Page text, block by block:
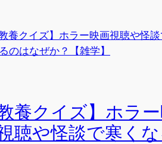
教養クイズ】ホラ
聴や怪談で寒くな